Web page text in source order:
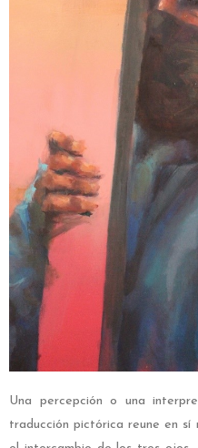
Una percepción o una
traducción pictórica reune en sí